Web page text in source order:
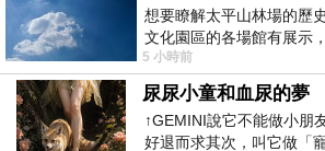
uni2019
2025-09-29 02:55:41
教師節好
版主回應
想要瞭解太平山林場的歷
文化園區的各場館有展示
以到林鐵館。 這裡展示從
5 小時前
尿尿小童和血尿的夢
↑GEMINI說它不能做小朋
好退而求其次，叫它做「